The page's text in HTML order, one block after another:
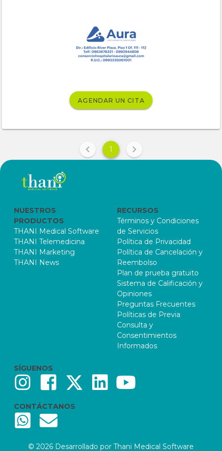
AGENDAR UN CITA
1
NUESTROS
PRODUCTOS
THANI Medical Software
THANI Telemedicina
THANI Marketing
THANI News
RECURSOS
Términos y Condiciones
de Servicios
Política de Privacidad
Política de Cancelación y
Reembolso
Plan de prueba gratuito
Sistema de Calificación y
Opiniones
Preguntas Frecuentes
Políticas de Previa
Consulta y
Consentimientos
Informados
SÍGUENOS
CONTÁCTANOS
© 2026 Desarrollado por Thani Medical Software